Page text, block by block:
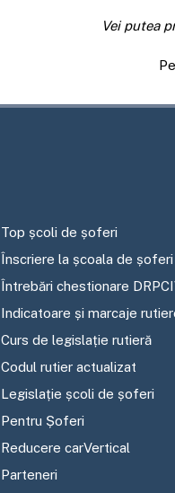
Vei putea
Top școli de șoferi
Înscriere la școala de șoferi
Întrebări chestionare
Indicatoare și marcaje
Curs de legislație rutieră
Codul rutier actualizat
Legislație școli de șoferi
Pentru Șoferi
Reducere carVertical
Parteneri